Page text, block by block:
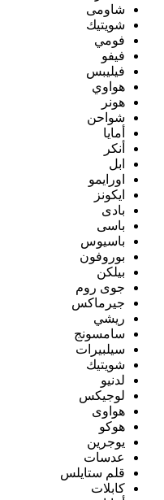
شاومى
شويتيك
فومي
فيفو
فيليبس
هواوي
هونر
شواحن
أمايا
أنكر
ابل
اورايمو
ايكونز
بادى
باسى
باسيوس
بوروفون
بيلكن
جوى روم
جيرماكس
ريشي
سامسونج
سيلبيرات
شويتيك
لدنيو
لوجيكس
هواوى
هوكو
يوجرين
عدسات
قلم ستايلس
كابلات